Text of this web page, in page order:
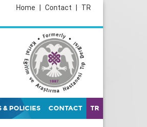
TR
Contact
Home
& POLICIES CONTACT TR